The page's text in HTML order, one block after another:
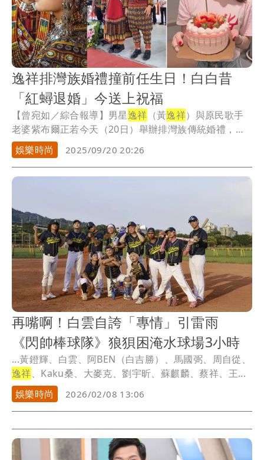
逸祥排灣族婚禮撞前任生日！白白昔
「紅蟳退婚」今送上祝福
【曾宛如／綜合報導】男星逸祥 （黃逸祥）與原民歌手
老婆紫布爾正若今天（20日）舉辦排灣族傳統婚禮，而
今...
娛樂時尚 2025/09/20 20:26
再嘴啊！白雲自誇「專情」引雷雨
《閃帥棒球隊》狼狽困淹水球場3小時
...黃鐙輝、白雲、阿BEN（白吉勝）、馬國弼、周自從、
逸祥、Kaku桑、大麥克、劉宇昕、蘇麒麟、蔡祥、王...
娛樂時尚
2026/02/08 13:06